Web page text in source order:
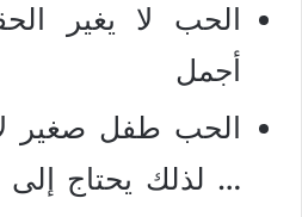
الحب لا يغير
أجمل
الحب طفل صغير لا
… لذلك يحتاج إلى